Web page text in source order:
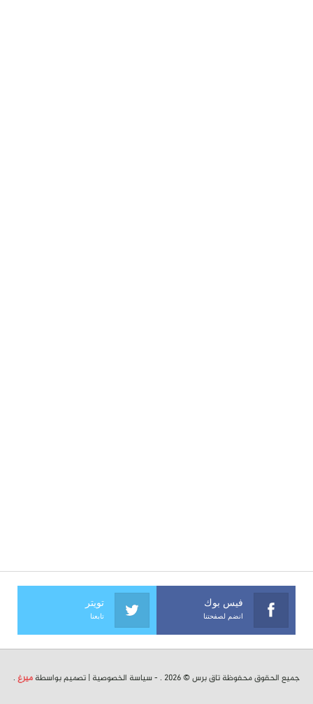
فيس بوك
انضم لصفحتنا
تويتر
تابعنا
جميع الحقوق محفوظة تاق برس © 2026 . - سياسة الخصوصية | تصميم بواسطة ميرغ .